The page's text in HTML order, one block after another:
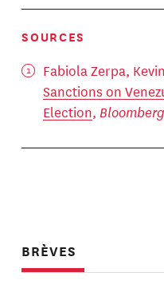
SOURCES
Fabiola Zerpa,
Sanctions on
Election, Bloomberg
BRÈVES